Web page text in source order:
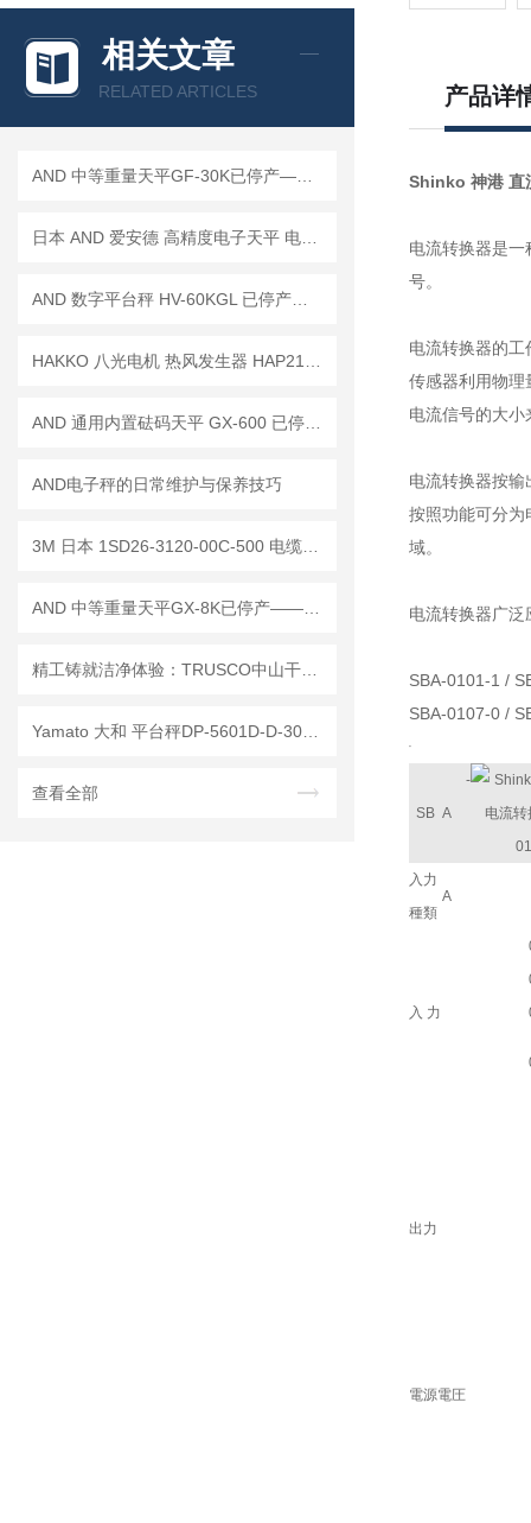
相关文章
RELATED ARTICLES
AND电子秤的日常维护与保养技巧
查看全部
产品详
Shinko 神港 直
电流转换器是
号。
电流转换器的
传感器利用物理
电流信号的大
电流转换器按
按照功能可分为
域。
电流转换器广
SBA-0101-1 /
SBA-0107-0 /
SB A
-
入力
種類
A
入 力
出力
電源電圧